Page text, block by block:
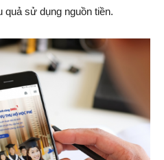
quả sử dụng nguồn tiền.